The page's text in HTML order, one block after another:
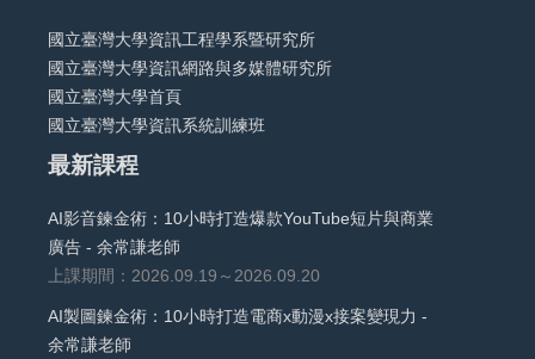
國立臺灣大學資訊工程學系暨研究所
國立臺灣大學資訊網路與多媒體研究所
國立臺灣大學首頁
國立臺灣大學資訊系統訓練班
最新課程
AI影音鍊金術：10小時打造爆款YouTube短片與商業
廣告 - 余常謙老師
上課期間：2026.09.19～2026.09.20
AI製圖鍊金術：10小時打造電商x動漫x接案變現力 -
余常謙老師